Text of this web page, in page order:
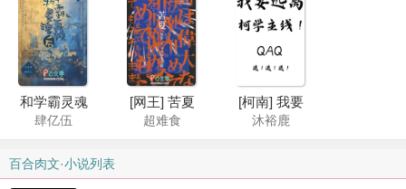
和学霸灵魂
互换后他死
了
肆亿伍
[网王] 苦夏
超难食
[柯南] 我要
逃离柯学主
线
沐裕鹿
百合肉文·小说列表